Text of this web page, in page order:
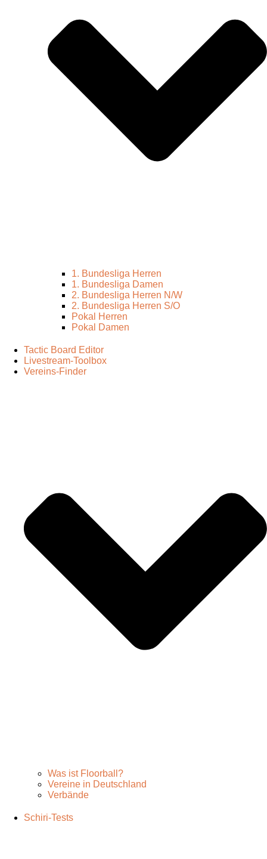
1. Bundesliga Herren
1. Bundesliga Damen
2. Bundesliga Herren N/W
2. Bundesliga Herren S/O
Pokal Herren
Pokal Damen
Tactic Board Editor
Livestream-Toolbox
Vereins-Finder
Was ist Floorball?
Vereine in Deutschland
Verbände
Schiri-Tests